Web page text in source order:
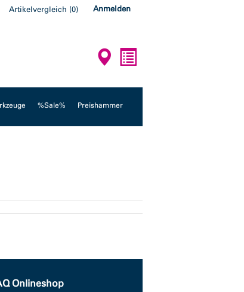
Artikelvergleich (0) Anmelden
%Sale% Preishammer
Onlineshop